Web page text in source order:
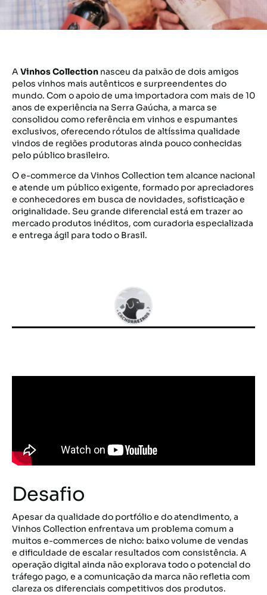
A Vinhos Collection nasceu da paixão de dois amigos
pelos vinhos mais autênticos e surpreendentes do
mundo. Com o apoio de uma importadora com mais de 10
anos de experiência na Serra Gaúcha, a marca se
consolidou como referência em vinhos e espumantes
exclusivos, oferecendo rótulos de altíssima qualidade
vindos de regiões produtoras ainda pouco conhecidas
pelo público brasileiro.
O e-commerce da Vinhos Collection tem alcance nacional
e atende um público exigente, formado por apreciadores
e conhecedores em busca de novidades, sofisticação e
originalidade. Seu grande diferencial está em trazer ao
mercado produtos inéditos, com curadoria especializada
e entrega ágil para todo o Brasil.
Desafio
Apesar da qualidade do portfólio e do atendimento, a
Vinhos Collection enfrentava um problema comum a
muitos e-commerces de nicho: baixo volume de vendas
e dificuldade de escalar resultados com consistência. A
operação digital ainda não explorava todo o potencial do
tráfego pago, e a comunicação da marca não refletia com
clareza os diferenciais competitivos dos produtos.